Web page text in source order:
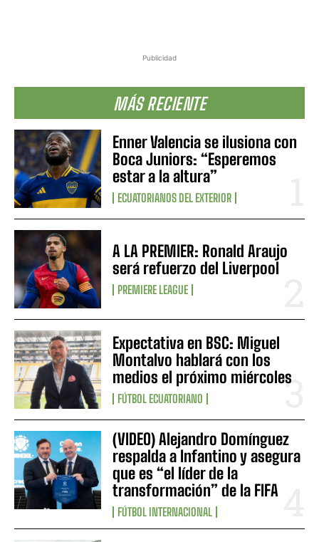
Publicidad
MÁS RECIENTE
Enner Valencia se ilusiona con
Boca Juniors: “Esperemos
estar a la altura”
ECUATORIANOS DEL EXTERIOR
A LA PREMIER: Ronald Araujo
será refuerzo del Liverpool
PREMIERE LEAGUE
Expectativa en BSC: Miguel
Montalvo hablará con los
medios el próximo miércoles
FÚTBOL ECUATORIANO
(VIDEO) Alejandro Domínguez
respalda a Infantino y asegura
que es “el líder de la
transformación” de la FIFA
FÚTBOL INTERNACIONAL